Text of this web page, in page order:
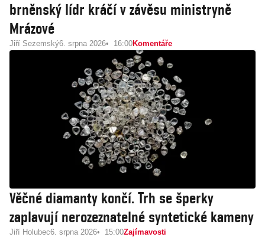
brněnský lídr kráčí v závěsu ministryně
Mrázové
Jiří Sezemský6. srpna 2026 16:00Komentáře
Věčné diamanty končí. Trh se šperky
zaplavují nerozeznatelné syntetické kameny
Jiří Holubec6. srpna 2026 15:00Zajímavosti